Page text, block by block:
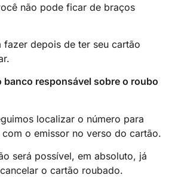
não pode ficar de braços
fazer depois de ter seu cartão
banco responsável sobre o roubo
localizar o número para
o emissor no verso do cartão.
será possível, em absoluto, já
o cartão roubado.